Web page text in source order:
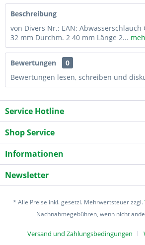
Beschreibung
von Divers Nr.: EAN: Abwasserschlauch
32 mm Durchm. 2 40 mm Länge 2...
Bewertungen
0
Bewertungen lesen, schreiben und
Service Hotline
Shop Service
Informationen
Newsletter
* Alle Preise inkl. gesetzl. Mehrwertsteuer zzgl.
Nachnahmegebühren, wenn nicht
Versand und Zahlungsbedingungen